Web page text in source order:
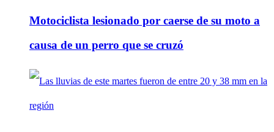
Motociclista lesionado por caerse de su moto a
causa de un perro que se cruzó